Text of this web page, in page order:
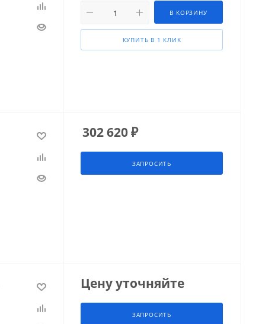
В КОРЗИНУ
КУПИТЬ В 1 КЛИК
302 620₽
ЗАПРОСИТЬ
Цену уточняйте
ЗАПРОСИТЬ